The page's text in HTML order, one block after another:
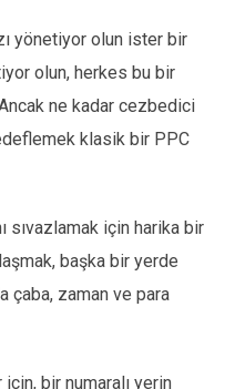
yönetiyor olun ister bir
olun, herkes bu bir
ne kadar cezbedici
klasik bir PPC
sıvazlamak için harika bir
başka bir yerde
çaba, zaman ve para
bir numaralı yerin